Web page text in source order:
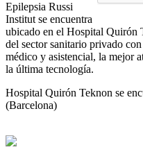
Epilepsia Russi
Institut se encuentra
ubicado en el Hospital Quirón
del sector sanitario privado
médico y asistencial, la mejor
la última tecnología.
Hospital Quirón Teknon se
(Barcelona)